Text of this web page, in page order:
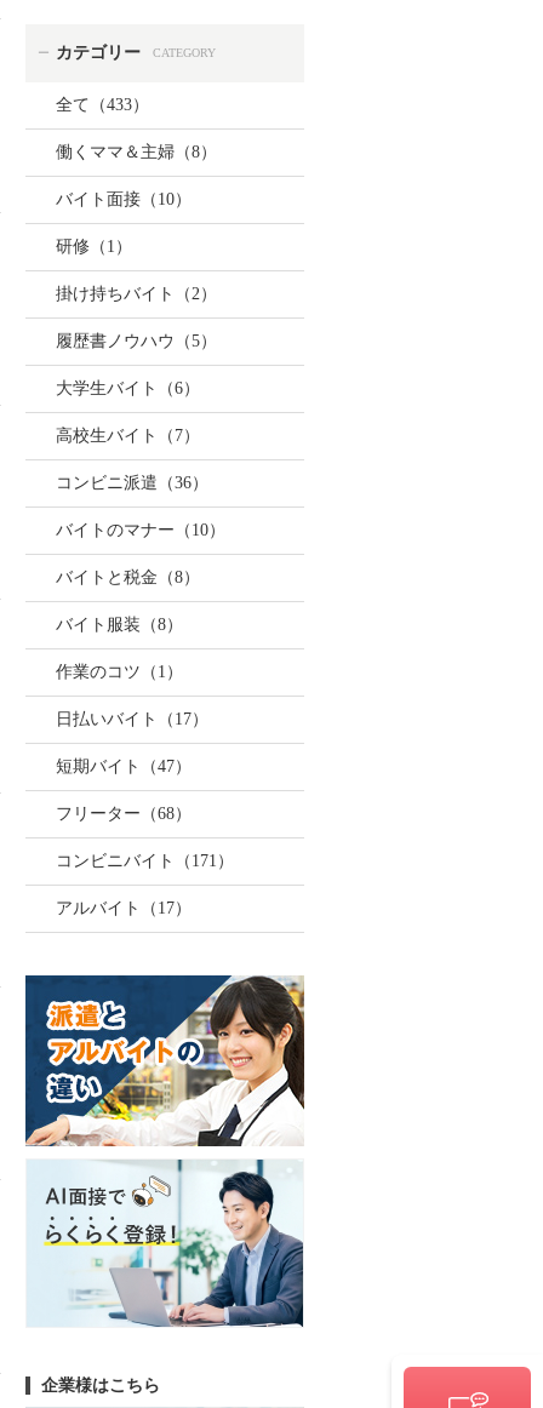
ー カテゴリー CATEGORY
全て（433）
働くママ＆主婦（8）
バイト面接（10）
研修（1）
掛け持ちバイト（2）
履歴書ノウハウ（5）
大学生バイト（6）
高校生バイト（7）
コンビニ派遣（36）
バイトのマナー（10）
バイトと税金（8）
バイト服装（8）
作業のコツ（1）
日払いバイト（17）
短期バイト（47）
フリーター（68）
コンビニバイト（171）
アルバイト（17）
企業様はこちら